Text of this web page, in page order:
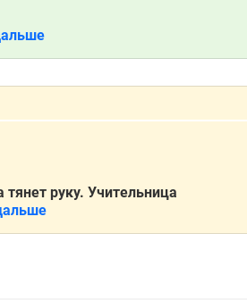
руку. Учительница